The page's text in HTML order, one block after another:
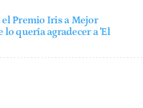
el Premio Iris a Mejor
lo quería agradecer a 'El